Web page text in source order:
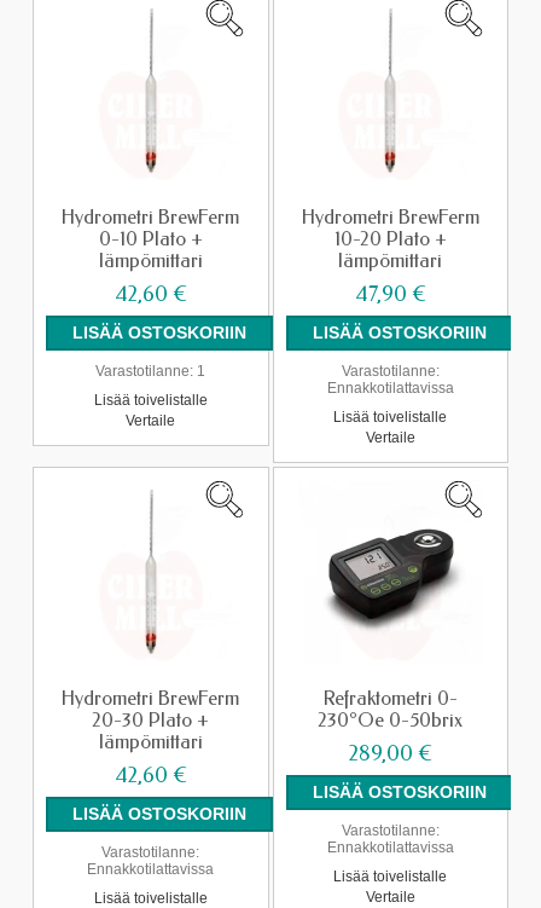
Hydrometri BrewFerm
0-10 Plato +
lämpömittari
42,60 €
Varastotilanne: 1
Lisää toivelistalle
Vertaile
Hydrometri BrewFerm
10-20 Plato +
lämpömittari
47,90 €
Varastotilanne:
Ennakkotilattavissa
Lisää toivelistalle
Vertaile
Hydrometri BrewFerm
20-30 Plato +
lämpömittari
42,60 €
Varastotilanne:
Ennakkotilattavissa
Lisää toivelistalle
Refraktometri 0-
230°Oe 0-50brix
289,00 €
Varastotilanne:
Ennakkotilattavissa
Lisää toivelistalle
Vertaile